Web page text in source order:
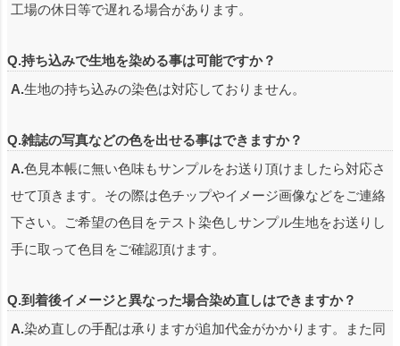
工場の休日等で遅れる場合があります。
Q.持ち込みで生地を染める事は可能ですか？
A.生地の持ち込みの染色は対応しておりません。
Q.雑誌の写真などの色を出せる事はできますか？
A.色見本帳に無い色味もサンプルをお送り頂けましたら対応さ
せて頂きます。その際は色チップやイメージ画像などをご連絡
下さい。ご希望の色目をテスト染色しサンプル生地をお送りし
手に取って色目をご確認頂けます。
Q.到着後イメージと異なった場合染め直しはできますか？
A.染め直しの手配は承りますが追加代金がかかります。また同